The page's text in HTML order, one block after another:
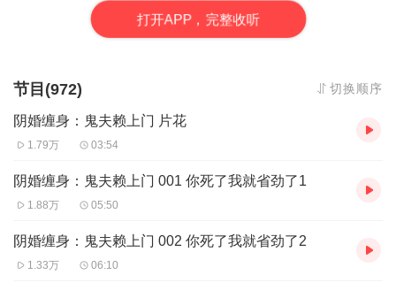
打开APP，完整收听
节目(972) 切换顺序
阴婚缠身：鬼夫赖上门 片花
1.79万 03:54
阴婚缠身：鬼夫赖上门 001 你死了我就省劲了1
1.88万 05:50
阴婚缠身：鬼夫赖上门 002 你死了我就省劲了2
1.33万 06:10